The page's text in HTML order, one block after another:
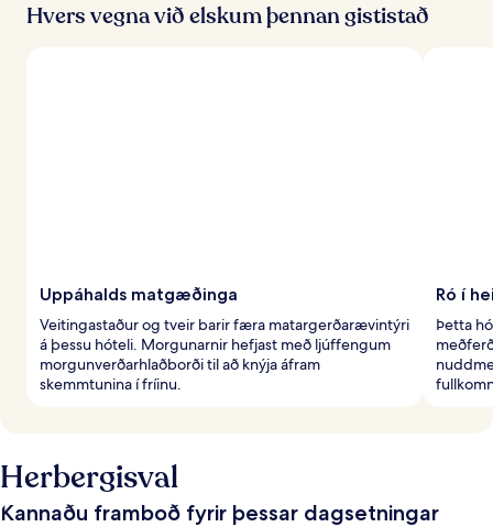
Hvers vegna við elskum þennan gististað
Uppáhalds matgæðinga
Veitingastaður og tveir barir færa matargerðarævintýri
á þessu hóteli. Morgunarnir hefjast með ljúffengum
morgunverðarhlaðborði til að knýja áfram
skemmtunina í fríinu.
Ró í
Þetta
Herbergisval
Kannaðu framboð fyrir þessar dagsetningar